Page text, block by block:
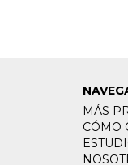
MÁS
CÓMO